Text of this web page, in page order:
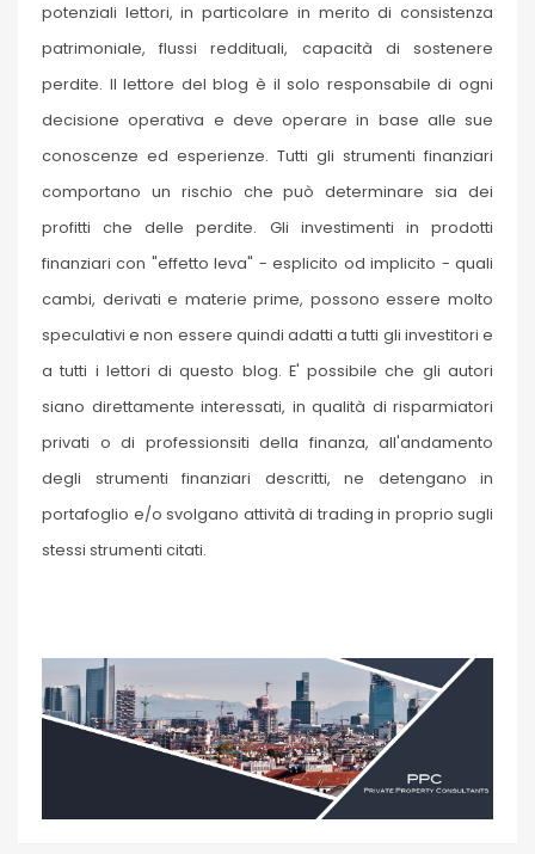
potenziali lettori, in particolare in merito di consistenza
patrimoniale, flussi reddituali, capacità di sostenere
perdite. Il lettore del blog è il solo responsabile di ogni
decisione operativa e deve operare in base alle sue
conoscenze ed esperienze. Tutti gli strumenti finanziari
comportano un rischio che può determinare sia dei
profitti che delle perdite. Gli investimenti in prodotti
finanziari con "effetto leva" - esplicito od implicito - quali
cambi, derivati e materie prime, possono essere molto
speculativi e non essere quindi adatti a tutti gli investitori e
a tutti i lettori di questo blog. E' possibile che gli autori
siano direttamente interessati, in qualità di risparmiatori
privati o di professionsiti della finanza, all'andamento
degli strumenti finanziari descritti, ne detengano in
portafoglio e/o svolgano attività di trading in proprio sugli
stessi strumenti citati.